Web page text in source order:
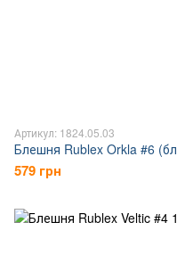
Артикул: 1824.05.03
Блешня Rublex Orkla #6
579 грн